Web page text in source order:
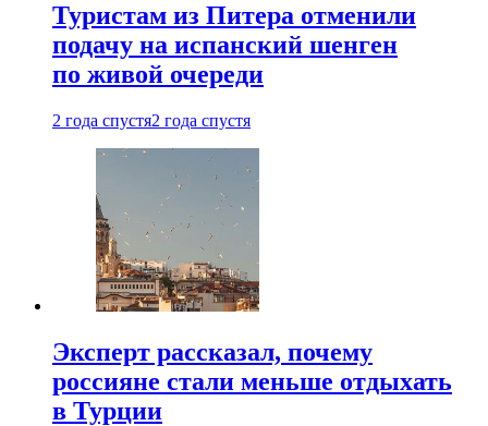
Туристам из Питера отменили
подачу на испанский шенген
по живой очереди
2 года спустя2 года спустя
Эксперт рассказал, почему
россияне стали меньше отдыхать
в Турции